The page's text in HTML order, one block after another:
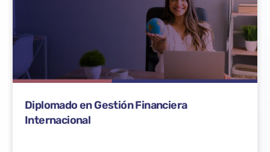
Diplomado en Gestión Financiera
Internacional